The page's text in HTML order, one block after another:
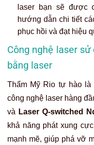
laserbạn sẽ được
hướng dẫn chi tiết
phục hồi và đạt hiệu
Công nghệ laser
bằng laser
Thẩm Mỹ Rio tự hào
công nghệ laser hàng
và Laser Q-switched
khả năng phát xung
mạnh mẽ, giúp phá vỡ